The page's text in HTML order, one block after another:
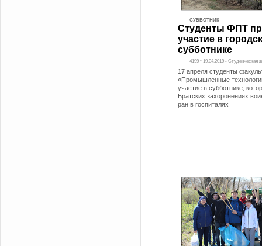
СУББОТНИК
Студенты ФПТ
участие в
субботнике
4199 • 19.04.2019 - Студенческая
17 апреля студенты
«Промышленные
участие в субботнике,
Братских захоронениях
ран в госпиталях